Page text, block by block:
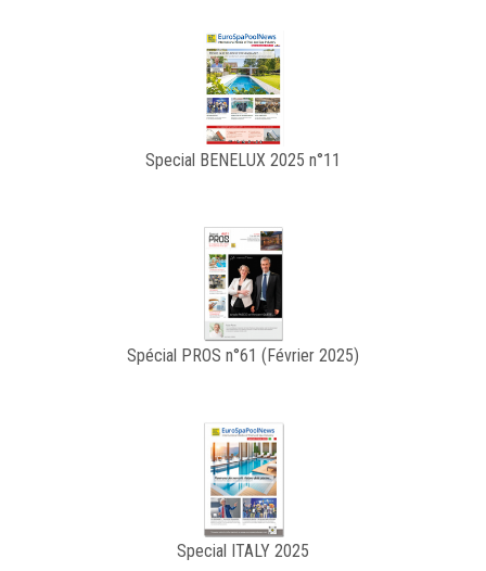
Special BENELUX 2025 n°11
Spécial PROS n°61 (Février 2025)
Special ITALY 2025